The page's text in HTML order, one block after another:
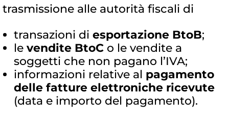
trasmissione alle autorità fiscali di
transazioni di esportazione BtoB;
le vendite BtoC o le vendite a
soggetti che non pagano l’IVA;
informazioni relative al pagamento
delle fatture elettroniche ricevute
(data e importo del pagamento).